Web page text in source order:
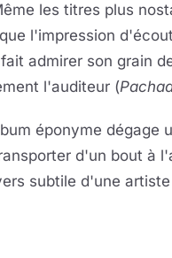
les titres plus
l'impression
admirer son grain
l'auditeur (
éponyme dégage
d'un bout à
subtile d'une